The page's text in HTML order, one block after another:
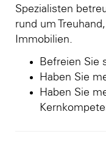
Spezialisten
rund um
Immobilien.
Befreien Sie
Haben Sie
Haben Sie